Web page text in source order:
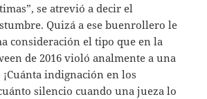
se atrevió a decir el
Quizá a ese buenrollero le
consideración el tipo que en la
de 2016 violó analmente a una
¡Cuánta indignación en los
silencio cuando una jueza lo